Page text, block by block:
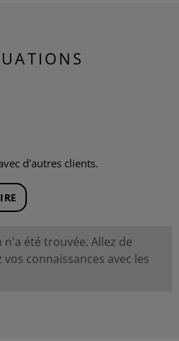
d'autres clients.
été trouvée. Allez de
connaissances avec les